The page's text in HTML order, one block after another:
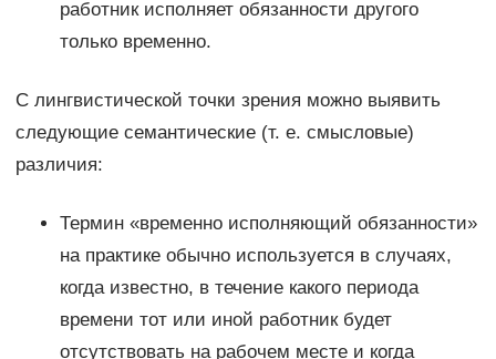
работник исполняет обязанности другого
только временно.
С лингвистической точки зрения можно выявить
следующие семантические (т. е. смысловые)
различия:
Термин «временно исполняющий обязанности»
на практике обычно используется в случаях,
когда известно, в течение какого периода
времени тот или иной работник будет
отсутствовать на рабочем месте и когда